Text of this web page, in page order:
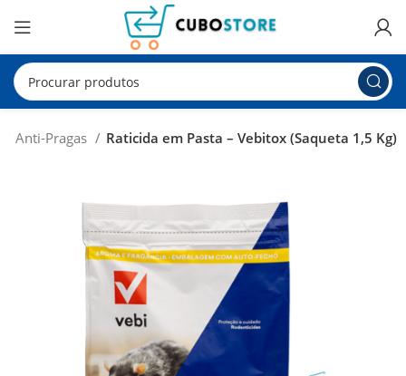
Anti-Pragas Raticida em Pasta – Vebitox (Saqueta 1,5 Kg)